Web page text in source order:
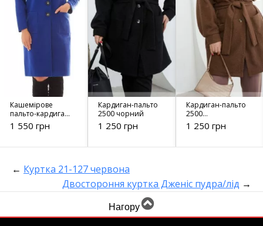
Кашемірове
пальто-кардиган
999
1 550 грн
Кардиган-пальто
2500 чорний
1 250 грн
Кардиган-пальто
2500
шоколадний
1 250 грн
← Куртка 21-127 червона
Двостороння куртка Дженіс пудра/лід →
Нагору